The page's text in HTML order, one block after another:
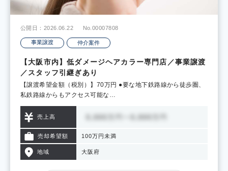
公開日：2026.06.22 No.00007808
事業譲渡 仲介案件
【大阪市内】低ダメージヘアカラー専門店／事業譲渡
／スタッフ引継ぎあり
【譲渡希望金額（税別）】70万円 ●要な地下鉄路線から徒歩圏、
私鉄路線からもアクセス可能な…
売上高
売却希望額 100万円未満
地域 大阪府